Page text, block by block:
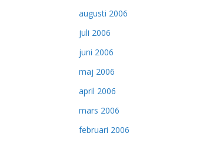
augusti 2006
juli 2006
juni 2006
maj 2006
april 2006
mars 2006
februari 2006